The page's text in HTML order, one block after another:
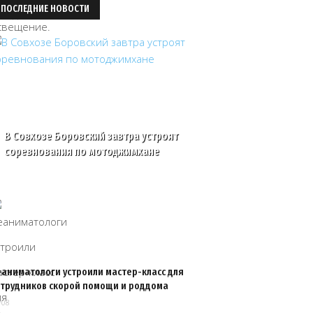
ПОСЛЕДНИЕ НОВОСТИ
В Совхозе Боровский завтра устроят
соревнования по мотоджимхане
устроили мастер-класс для
скорой помощи и роддома